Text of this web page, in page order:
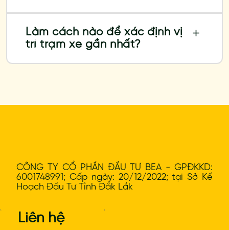
Làm cách nào để xác định vị
trí trạm xe gần nhất?
CÔNG TY CỔ PHẦN ĐẦU TƯ BEA - GPĐKKD:
6001748991; Cấp ngày: 20/12/2022; tại Sở Kế
Hoạch Đầu Tư Tỉnh Đắk Lắk
` Liên hệ `